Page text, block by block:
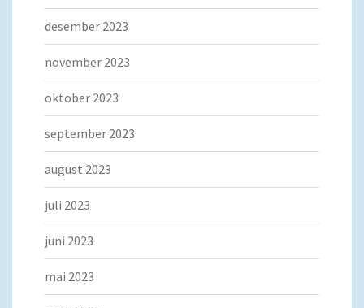
desember 2023
november 2023
oktober 2023
september 2023
august 2023
juli 2023
juni 2023
mai 2023